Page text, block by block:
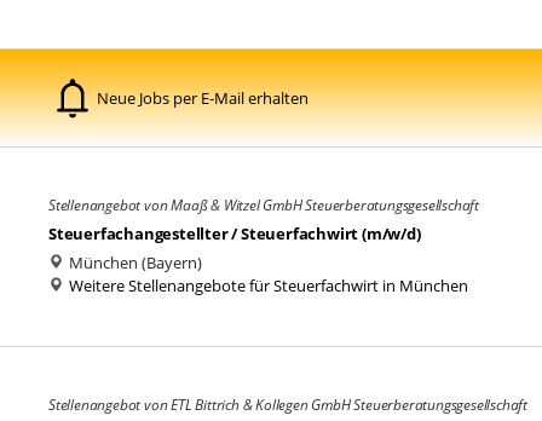
Neue Jobs per E-Mail erhalten
Stellenangebot von Maaß & Witzel GmbH Steuerberatungsgesellschaft
Steuerfachangestellter / Steuerfachwirt (m/w/d)
München (Bayern)
Weitere Stellenangebote für Steuerfachwirt in München
Stellenangebot von ETL Bittrich & Kollegen GmbH Steuerberatungsgesellschaft